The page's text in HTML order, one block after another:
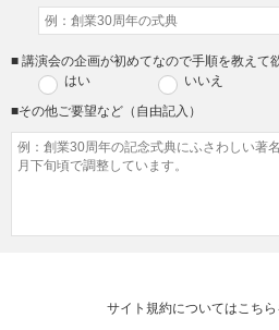
■ 講演会の企画が初めてなので手順を教えて
はい
いいえ
■その他ご要望など（自由記入）
サイト規約についてはこちら